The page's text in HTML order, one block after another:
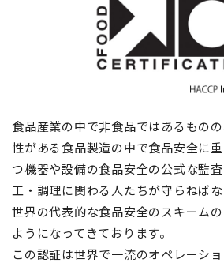
食品産業の中で非食品ではあるもの
性がある食品製造の中で食品安全に
つ機器や設備の食品安全の公式な監
工・調理に関わる人たちが守らねばな
世界の代表的な食品安全のスキーム
ようになってきております。
この認証は世界で一流のオペレーシ